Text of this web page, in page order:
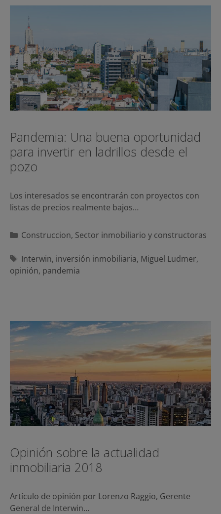
Pandemia: Una buena oportunidad
para invertir en ladrillos desde el
pozo
Los interesados se encontrarán con proyectos con
listas de precios realmente bajos…
Categorías
Construccion, Sector inmobiliario y constructoras
Etiquetas
Interwin, inversión inmobiliaria, Miguel Ludmer,
opinión, pandemia
Opinión sobre la actualidad
inmobiliaria 2018
Artículo de opinión por Lorenzo Raggio, Gerente
General de Interwin…